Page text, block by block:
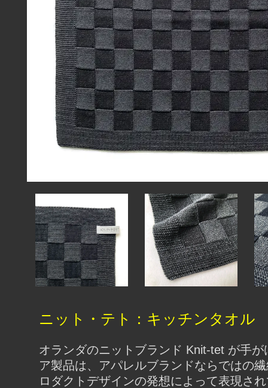
ニット・テト：キッチンタオル
オランダのニットブランド Knit-tet が手が
ア製品は、アパレルブランドならではの
ロダクトデザインの発想によって表現さ